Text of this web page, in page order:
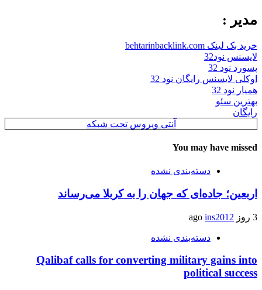
مدیر :
خرید بک لینک behtarinbacklink.com
لایسنس نود32
پسورد نود 32
اوکلی لایسنس رایگان نود 32
همیار نود 32
بهترین سئو
رایگان
آنتی ویروس تحت شبکه
You may have missed
دسته‌بندی نشده
اربعین؛ جاده‌ای که جهان را به کربلا می‌رساند
3 روز ago ins2012
دسته‌بندی نشده
Qalibaf calls for converting military gains into
political success